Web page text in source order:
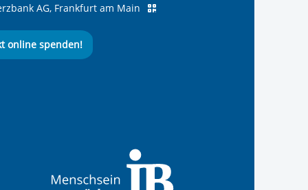
AG, Frankfurt am Main
online spenden!
BundBund
Bund
Internationalen
Internationalen
Internationalen
des